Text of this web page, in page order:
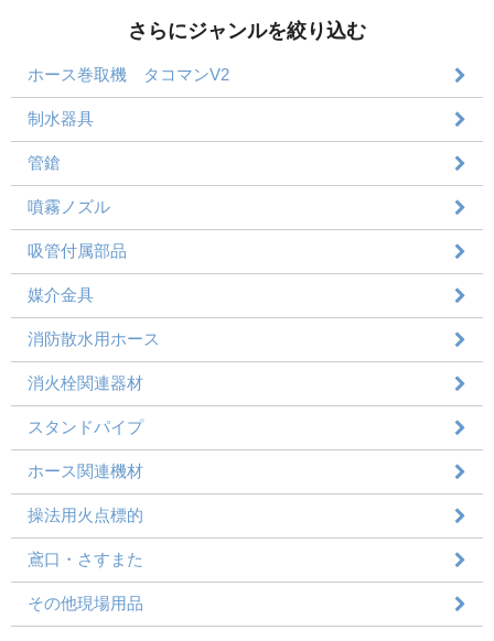
さらにジャンルを絞り込む
ホース巻取機 タコマンV2
制水器具
管鎗
噴霧ノズル
吸管付属部品
媒介金具
消防散水用ホース
消火栓関連器材
スタンドパイプ
ホース関連機材
操法用火点標的
鳶口・さすまた
その他現場用品